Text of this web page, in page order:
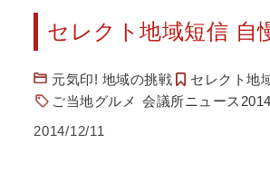
セレクト地域短信 自
元気印! 地域の挑戦
セレクト地
ご当地グルメ 会議所ニュース
2014/12/11